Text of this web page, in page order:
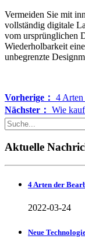
Vermeiden Sie mit
vollständig digitale
vom ursprünglichen
Wiederholbarkeit
unbegrenzte
Vorherige： 4
Nächster： Wie
Aktuelle
4 Arten der
2022-03-24
Neue